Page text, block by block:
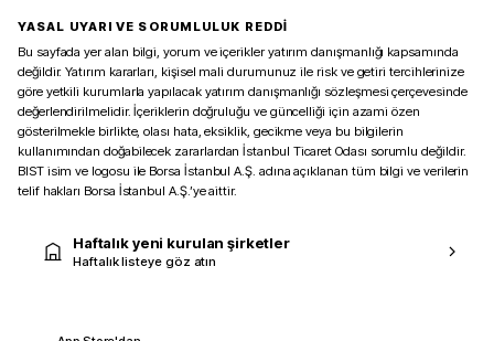
YASAL UYARI VE SORUMLULUK REDDİ
Bu sayfada yer alan bilgi, yorum ve içerikler yatırım danışmanlığı kapsamında
değildir. Yatırım kararları, kişisel mali durumunuz ile risk ve getiri tercihlerinize
göre yetkili kurumlarla yapılacak yatırım danışmanlığı sözleşmesi çerçevesinde
değerlendirilmelidir. İçeriklerin doğruluğu ve güncelliği için azami özen
gösterilmekle birlikte, olası hata, eksiklik, gecikme veya bu bilgilerin
kullanımından doğabilecek zararlardan İstanbul Ticaret Odası sorumlu değildir.
BIST isim ve logosu ile Borsa İstanbul A.Ş. adına açıklanan tüm bilgi ve verilerin
telif hakları Borsa İstanbul A.Ş.’ye aittir.
Haftalık yeni kurulan şirketler
Haftalık listeye göz atın